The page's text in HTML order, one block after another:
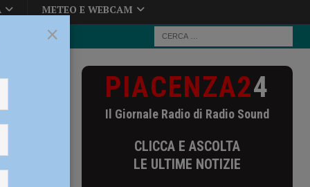
METEO E WEBCAM
la
PIACENZA24
Il Giornale Radio di Radio Sound
CLICCA E ASCOLTA
LE ULTIME NOTIZIE
×